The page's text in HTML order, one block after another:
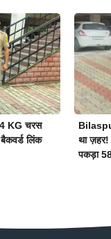
KG चरस
लिंक
था ज़हर!
पकड़ा 58